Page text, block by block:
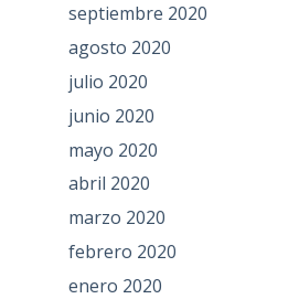
septiembre 2020
agosto 2020
julio 2020
junio 2020
mayo 2020
abril 2020
marzo 2020
febrero 2020
enero 2020